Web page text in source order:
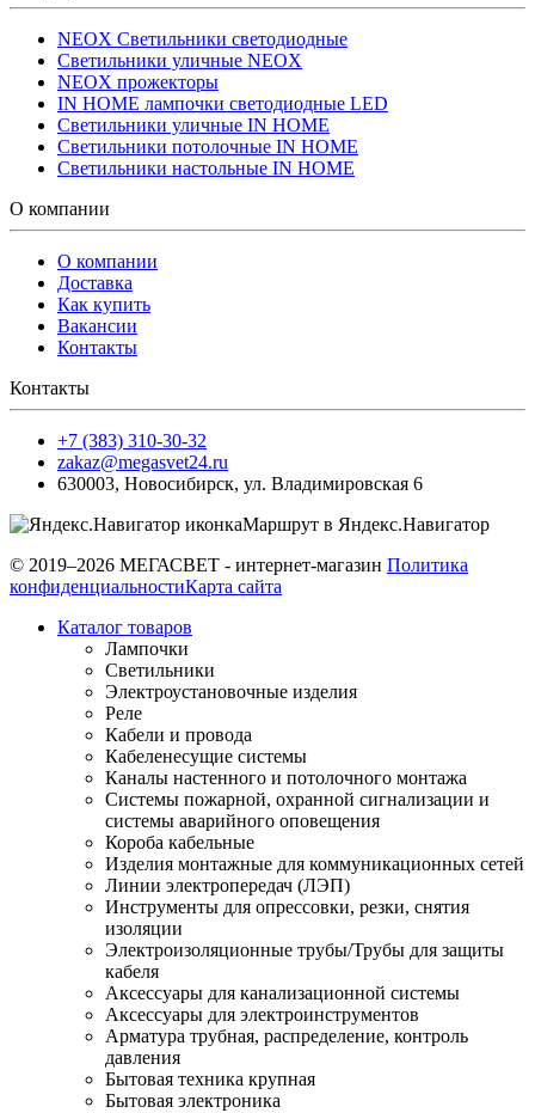
NEOX Светильники светодиодные
Светильники уличные NEOX
NEOX прожекторы
IN HOME лампочки светодиодные LED
Светильники уличные IN HOME
Светильники потолочные IN HOME
Светильники настольные IN HOME
О компании
О компании
Доставка
Как купить
Вакансии
Контакты
Контакты
+7 (383) 310-30-32
zakaz@megasvet24.ru
630003, Новосибирск, ул. Владимировская 6
Маршрут в Яндекс.Навигатор
© 2019–2026 МЕГАСВЕТ - интернет-магазин Политика
конфиденциальностиКарта сайта
Каталог товаров
Лампочки
Светильники
Электроустановочные изделия
Реле
Кабели и провода
Кабеленесущие системы
Каналы настенного и потолочного монтажа
Системы пожарной, охранной сигнализации и
системы аварийного оповещения
Короба кабельные
Изделия монтажные для коммуникационных сетей
Линии электропередач (ЛЭП)
Инструменты для опрессовки, резки, снятия
изоляции
Электроизоляционные трубы/Трубы для защиты
кабеля
Аксессуары для канализационной системы
Аксессуары для электроинструментов
Арматура трубная, распределение, контроль
давления
Бытовая техника крупная
Бытовая электроника